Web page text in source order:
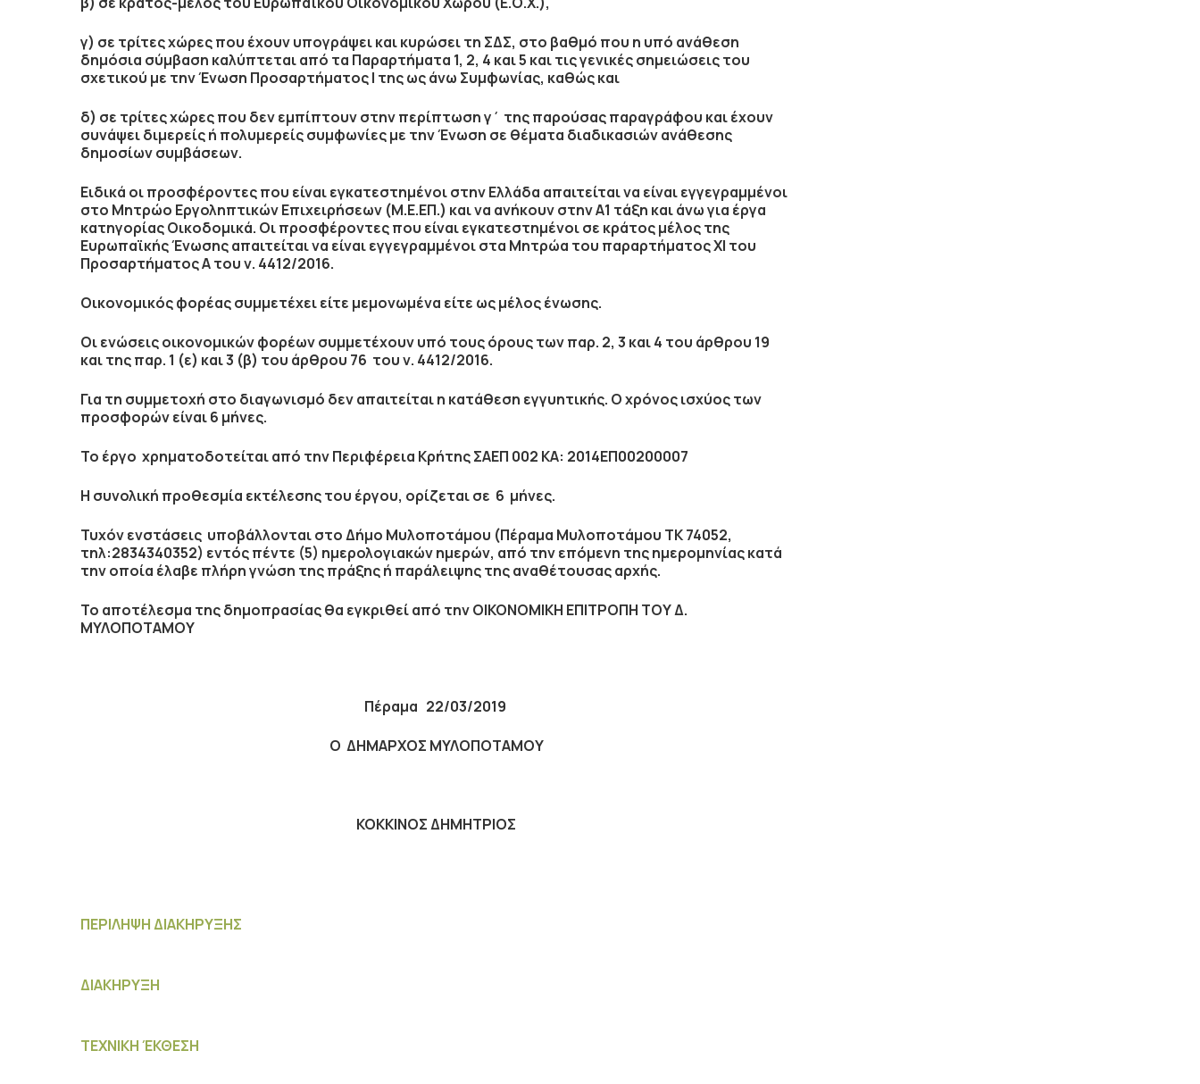
γ) σε τρίτες χώρες που έχουν υπογράψει και κυρώσει τη ΣΔΣ, στο βαθμό που η υπό ανάθεση
δημόσια σύμβαση καλύπτεται από τα Παραρτήματα 1, 2, 4 και 5 και τις γενικές σημειώσεις του
σχετικού με την Ένωση Προσαρτήματος I της ως άνω Συμφωνίας, καθώς και
δ) σε τρίτες χώρες που δεν εμπίπτουν στην περίπτωση γ΄ της παρούσας παραγράφου και έχουν
συνάψει διμερείς ή πολυμερείς συμφωνίες με την Ένωση σε θέματα διαδικασιών ανάθεσης
δημοσίων συμβάσεων.
Ειδικά οι προσφέροντες που είναι εγκατεστημένοι στην Ελλάδα απαιτείται να είναι εγγεγραμμένοι
στο Μητρώο Εργοληπτικών Επιχειρήσεων (Μ.Ε.ΕΠ.) και να ανήκουν στηνΑ1 τάξη και άνω για έργα
κατηγορίαςΟικοδομικά. Οι προσφέροντες που είναι εγκατεστημένοι σε κράτος μέλος της
Ευρωπαϊκής Ένωσης απαιτείται να είναι εγγεγραμμένοι στα Μητρώα του παραρτήματος ΧΙ του
Προσαρτήματος Α του ν. 4412/2016.
Οικονομικός φορέας συμμετέχει είτε μεμονωμένα είτε ως μέλος ένωσης.
Οι ενώσειςοικονομικών φορέων συμμετέχουν υπό τους όρους των παρ. 2, 3 και 4 του άρθρου 19
και της παρ. 1 (ε) και 3 (β) του άρθρου 76 του ν. 4412/2016.
Για τη συμμετοχή στο διαγωνισμό δεναπαιτείται η κατάθεση εγγυητικής. Ο χρόνος ισχύος των
προσφορών είναι6 μήνες.
Το έργο χρηματοδοτείται από τηνΠεριφέρεια Κρήτης ΣΑΕΠ 002 ΚΑ: 2014ΕΠ00200007
Η συνολική προθεσμία εκτέλεσης του έργου, ορίζεται σε 6 μήνες.
Τυχόν ενστάσεις υποβάλλονται στο Δήμο Μυλοποτάμου (Πέραμα Μυλοποτάμου ΤΚ 74052,
τηλ:2834340352) εντός πέντε (5) ημερολογιακών ημερών, από την επόμενη της ημερομηνίας κατά
την οποία έλαβε πλήρη γνώση της πράξης ή παράλειψης της αναθέτουσας αρχής.
Το αποτέλεσμα της δημοπρασίας θα εγκριθεί από την ΟΙΚΟΝΟΜΙΚΗ ΕΠΙΤΡΟΠΗ ΤΟΥ Δ.
ΜΥΛΟΠΟΤΑΜΟΥ
Πέραμα 22/03/2019
Ο ΔΗΜΑΡΧΟΣ ΜΥΛΟΠΟΤΑΜΟΥ
ΚΟΚΚΙΝΟΣ ΔΗΜΗΤΡΙΟΣ
ΠΕΡΙΛΗΨΗ ΔΙΑΚΗΡΥΞΗΣ
ΔΙΑΚΗΡΥΞΗ
ΤΕΧΝΙΚΗ ΈΚΘΕΣΗ